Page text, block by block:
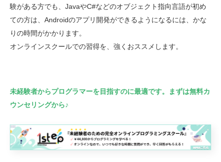
験がある方でも、JavaやC#などのオブジェクト指向言語が初め
ての方は、Androidのアプリ開発ができるようになるには、かな
りの時間がかかります。
オンラインスクールでの習得を、強くおススメします。
未経験者からプログラマーを目指すのに最適です。まずは無料カ
ウンセリングから♪